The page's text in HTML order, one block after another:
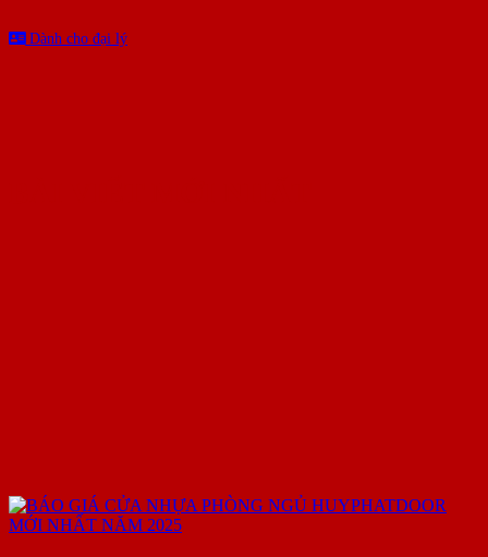
Dành cho đại lý